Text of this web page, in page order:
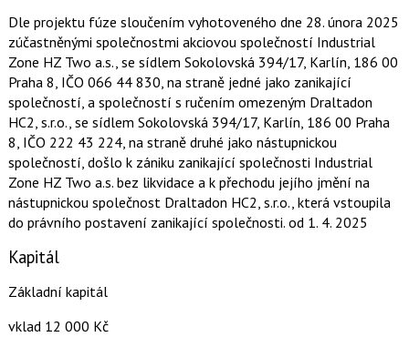
Dle projektu fúze sloučením vyhotoveného dne 28. února 2025
zúčastněnými společnostmi akciovou společností Industrial
Zone HZ Two a.s., se sídlem Sokolovská 394/17, Karlín, 186 00
Praha 8, IČO 066 44 830, na straně jedné jako zanikající
společností, a společností s ručením omezeným Draltadon
HC2, s.r.o., se sídlem Sokolovská 394/17, Karlín, 186 00 Praha
8, IČO 222 43 224, na straně druhé jako nástupnickou
společností, došlo k zániku zanikající společnosti Industrial
Zone HZ Two a.s. bez likvidace a k přechodu jejího jmění na
nástupnickou společnost Draltadon HC2, s.r.o., která vstoupila
do právního postavení zanikající společnosti. od 1. 4. 2025
Kapitál
Základní kapitál
vklad 12 000 Kč